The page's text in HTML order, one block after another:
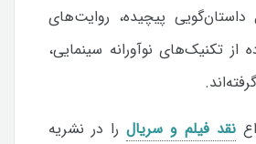
داستان‌گویی پیچیده، روایت‌های
از تکنیک‌های نوآورانه سینمایی،
نقد فیلم و سریالرا در نشریه